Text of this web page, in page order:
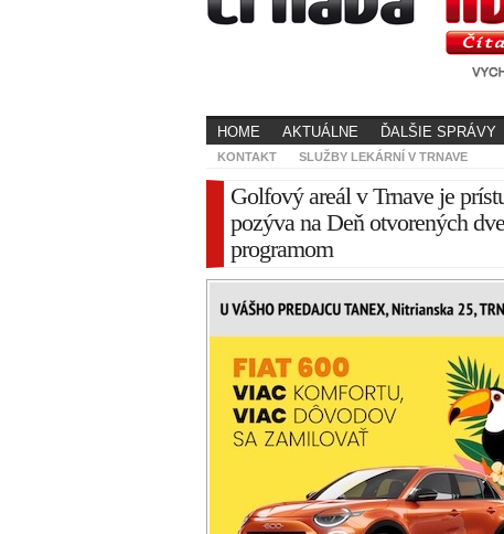
HOME AKTUÁLNE ĎALŠIE SPRÁVY
KONTAKT SLUŽBY LEKÁRNÍ V TRNAVE
Golfový areál v Trnave je
pozýva na Deň otvorených
programom